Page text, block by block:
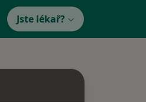
Jste lékař?